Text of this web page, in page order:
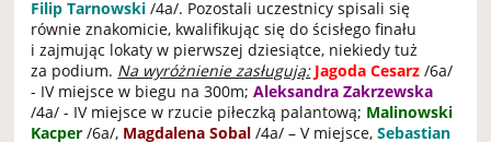
Filip Tarnowski /4a/. Pozostali uczestnicy spisali się
równie znakomicie, kwalifikując się do ścisłego finału
i zajmując lokaty w pierwszej dziesiątce, niekiedy tuż
za podium. Na wyróżnienie zasługują: Jagoda Cesarz /6a/
- IV miejsce w biegu na 300m;Aleksandra Zakrzewska
/4a/ - IV miejsce w rzucie piłeczką palantową; Malinowski
Kacper /6a/, Magdalena Sobal /4a/ – V miejsce,Sebastian